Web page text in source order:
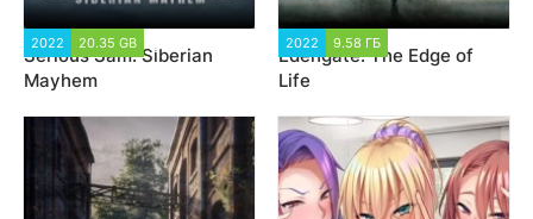
2022 20.35 GB
Serious Sam: Siberian
Mayhem
2022 9.58 ГБ
Edengate: The Edge of
Life